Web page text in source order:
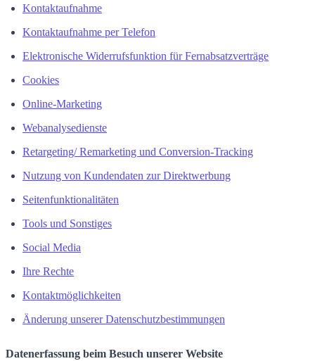
Kontaktaufnahme
Kontaktaufnahme per Telefon
Elektronische Widerrufsfunktion für Fernabsatzverträge
Cookies
Online-Marketing
Webanalysedienste
Retargeting/ Remarketing und Conversion-Tracking
Nutzung von Kundendaten zur Direktwerbung
Seitenfunktionalitäten
Tools und Sonstiges
Social Media
Ihre Rechte
Kontaktmöglichkeiten
Änderung unserer Datenschutzbestimmungen
Datenerfassung beim Besuch unserer Website